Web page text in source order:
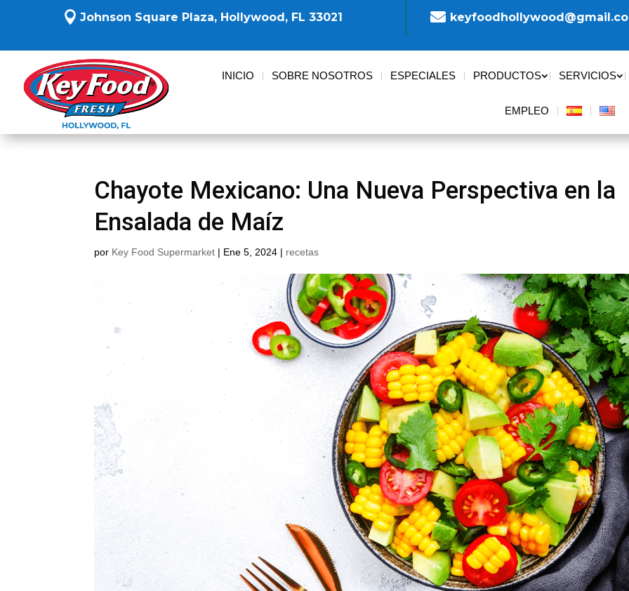

 Johnson Square Plaza,Hollywood, FL 33021
INICIO SOBRE NOSOTROS ESPECIALES PRODUCTOS SERVICIOS
EMPLEO
Chayote Mexicano: Una Nueva Perspectiva en la
Ensalada de Maíz
por Key Food Supermarket | Ene 5, 2024 | recetas